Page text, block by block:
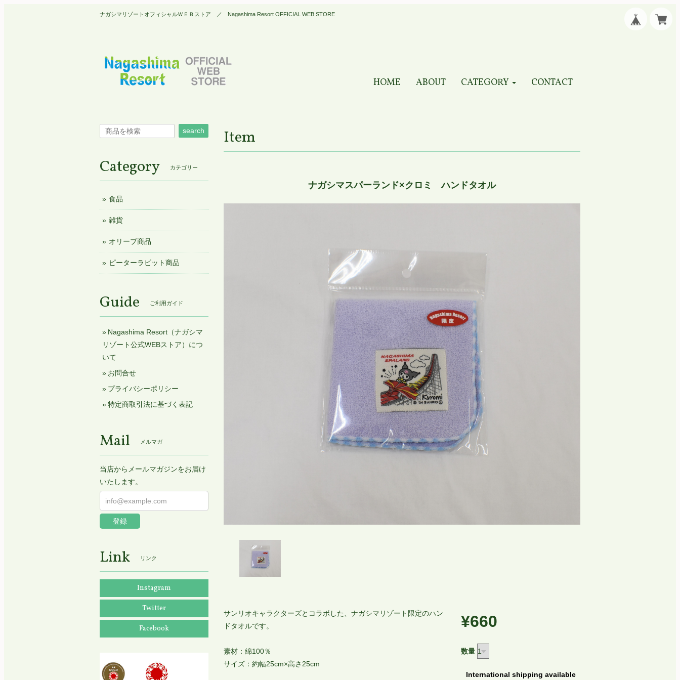
ナガシマリゾートオフィシャルＷＥＢストア ／ Nagashima Resort OFFICIAL WEB STORE
HOME ABOUT CATEGORY CONTACT
Item
ナガシマスパーランド×クロミ ハンドタオル
サンリオキャラクターズとコラボした、ナガシマリゾート限定のハン
ドタオルです。
素材：綿100％
サイズ：約幅25cm×高さ25cm
¥660
数量
International shipping available
search
Category カテゴリー
食品
雑貨
オリーブ商品
ピーターラビット商品
Guide ご利用ガイド
Nagashima Resort（ナガシマ
リゾート公式WEBストア）につ
いて
お問合せ
プライバシーポリシー
特定商取引法に基づく表記
Mail メルマガ
当店からメールマガジンをお届け
いたします。
登録
Link リンク
Instagram
Twitter
Facebook